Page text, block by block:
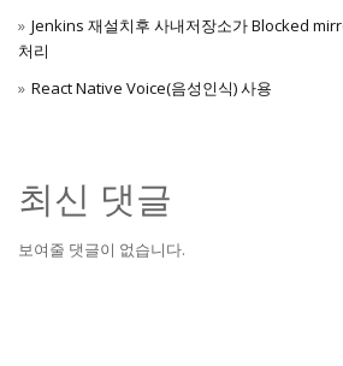
Jenkins 재설치후 사내저장소가 Blocked
처리
React Native Voice(음성인식) 사용
최신 댓글
보여줄 댓글이 없습니다.